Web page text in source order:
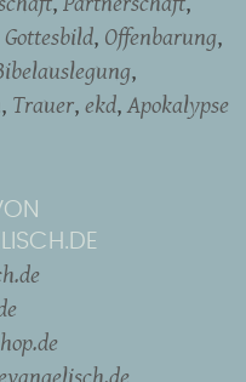
Gottesbild Offenbarung
Trauer ekd Apokalypse